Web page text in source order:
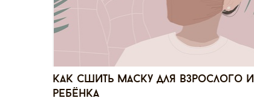
как сшить маску для взрослого и
ребёнка